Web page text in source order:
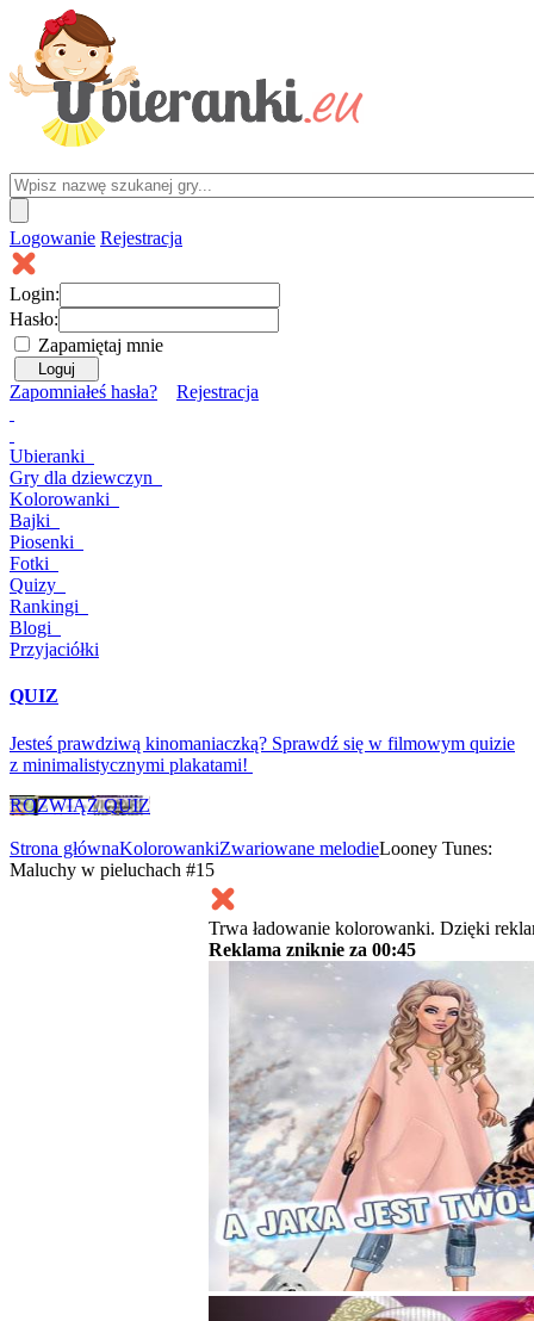
Logowanie Rejestracja
Login:
Hasło:
Zapamiętaj mnie
Zapomniałeś hasła? Rejestracja
Ubieranki
Gry dla dziewczyn
Kolorowanki
Bajki
Piosenki
Fotki
Quizy
Rankingi
Blogi
Przyjaciółki
QUIZ
Jesteś prawdziwą kinomaniaczką? Sprawdź się w filmowym quizie
z minimalistycznymi plakatami!
ROZWIĄŻ QUIZ
Strona głównaKolorowankiZwariowane melodieLooney Tunes:
Maluchy w pieluchach #15
Trwa ładowanie kolorowanki. Dzięki
Reklama zniknie za 00:45